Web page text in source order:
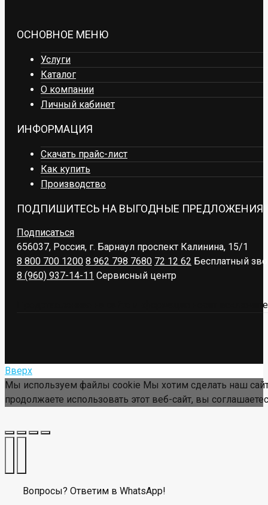
ОСНОВНОЕ МЕНЮ
Услуги
Каталог
О компании
Личный кабинет
ИНФОРМАЦИЯ
Скачать прайс-лист
Как купить
Производство
ПОДПИШИТЕСЬ НА ВЫГОДНЫЕ ПРЕДЛОЖЕНИЯ
Подписаться
656037, Россия, г. Барнаул проспект Калинина, 15/1
8 800 700 1200 8 962 798 7680 72 12 62 Бесплатный
8 (960) 937-14-11 Сервисный центр
Представленная на сайте информация носит
Вверх
Мы используем файлы cookie Мы хотим сделать наш
продолжаете использовать этот веб-сайт, вы
Вопросы? Ответим в WhatsApp!